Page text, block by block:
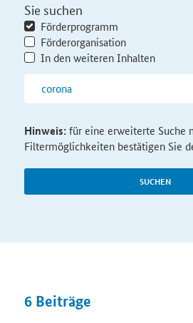
Sie suchen
Förderprogramm
Förderorganisation
In den weiteren Inhalten
SUCHEN
Hinweis:für eine erweiterte Suche
Filtermöglichkeiten bestätigen Sie
6 Beiträge